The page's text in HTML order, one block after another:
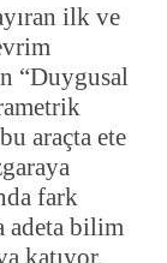
ilk ve
“Duygusal
araçta ete
fark
adeta bilim
katıyor.